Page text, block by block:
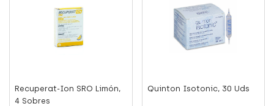
Recuperat-Ion SRO Limón,
4 Sobres
Quinton Isotonic, 30 Uds